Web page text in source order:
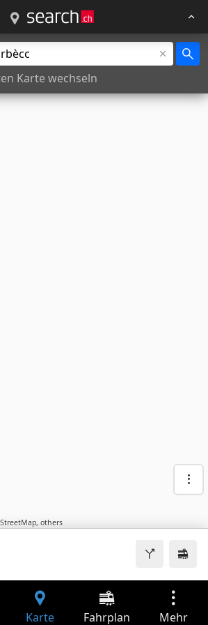
Karte wechseln
, others
Karte Fahrplan Mehr